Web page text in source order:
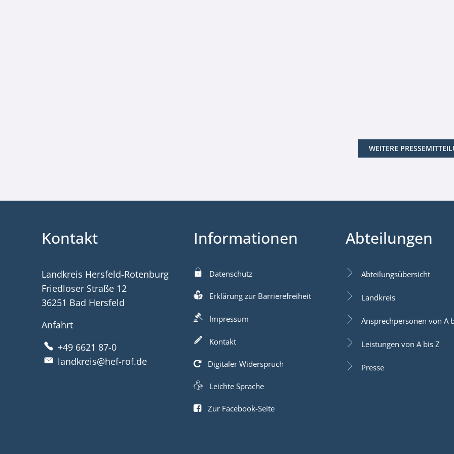
WEITERE
Kontakt
Landkreis Hersfeld-Rotenburg
Friedloser Straße 12
36251 Bad Hersfeld
Anfahrt
+49 6621 87-0
landkreis@hef-rof.de
Informationen
Datenschutz
Erklärung zur Barrierefreiheit
Impressum
Kontakt
Digitaler Widerspruch
Leichte Sprache
Zur Facebook-Seite
Abteilungen
Abteilungsübersicht
Landkreis
Ansprechpersonen von A
Leistungen von A bis Z
Presse